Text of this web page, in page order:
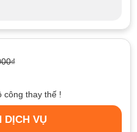
công thay thế !
DỊCH VỤ